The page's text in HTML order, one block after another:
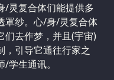
/灵复合体们能提供多
罩纱。心/身/灵复合体
们去作梦，并且(宇宙)
，引导它通往行家之
学生通讯。